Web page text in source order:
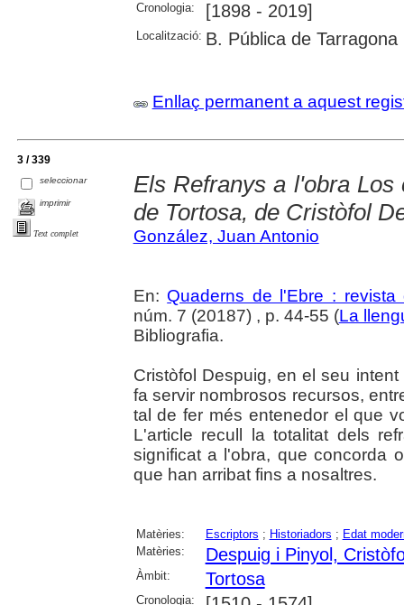
Cronologia: [1898 - 2019]
Localització: B. Pública de Tarragona
Enllaç permanent a aquest
3 / 339
seleccionar
imprimir
Text complet
Els Refranys a l'obra Los
de Tortosa, de Cristòfol
González, Juan Antonio
En: Quaderns de l'Ebre :
núm. 7 (20187) , p. 44-55 (La
Bibliografia.
Cristòfol Despuig, en el seu
fa servir nombrosos recursos,
tal de fer més entenedor el que
L'article recull la totalitat dels
significat a l'obra, que concorda
que han arribat fins a nosaltres.
Matèries: Escriptors ; Historiadors ; Edat
Matèries:
Despuig i Pinyol,
Àmbit: Tortosa
Cronologia: